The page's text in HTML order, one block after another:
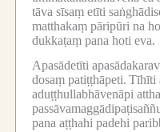
tāva sīsaṃ etīti
matthakaṃ pāripūri na
dukkaṭaṃ pana hoti eva.
Apasādetīti
dosaṃ patiṭṭhāpeti. Tīhīti
aduṭṭhullabhāvenāpi
pana aṭṭhahi padehi